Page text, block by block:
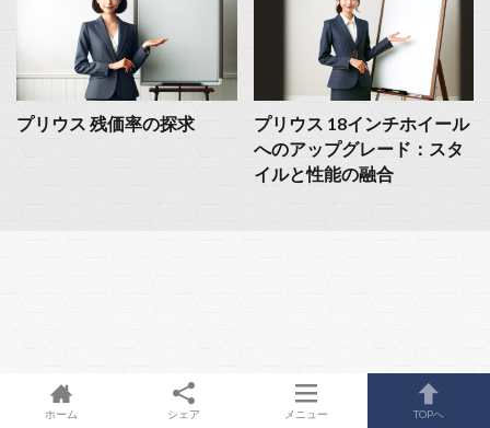
プリウス 残価率の探求
プリウス 18インチホイール
へのアップグレード：スタ
イルと性能の融合
ホーム シェア メニュー TOPへ